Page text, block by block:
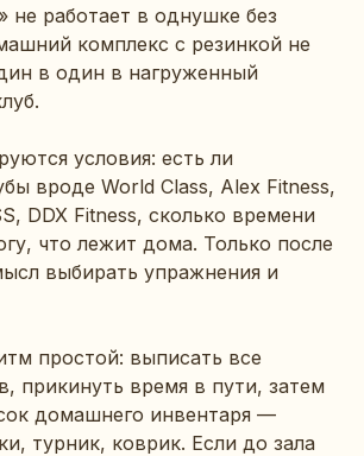
не работает в однушке без
комплекс с резинкой не
в один в нагруженный
условия: есть ли
вроде World Class, Alex Fitness,
DDX Fitness, сколько времени
что лежит дома. Только после
выбирать упражнения и
простой: выписать все
прикинуть время в пути, затем
домашнего инвентаря —
турник, коврик. Если до зала